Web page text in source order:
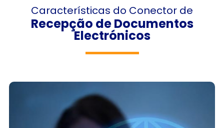
Características do Conector de
Recepção de Documentos
Electrónicos​